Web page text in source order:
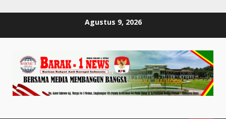
Agustus 9, 2026